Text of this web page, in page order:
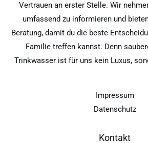
Vertrauen an erster Stelle. Wir
umfassend zu informieren und
Beratung, damit du die beste
Familie treffen kannst. Denn
Trinkwasser ist für uns kein Luxus,
Impressum
Datenschutz
Kontakt